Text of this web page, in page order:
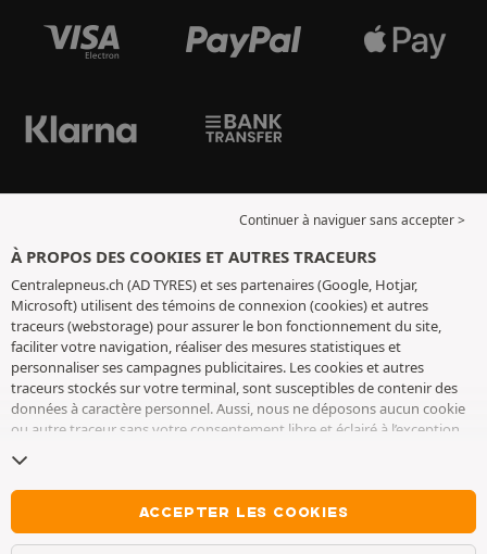
Continuer à naviguer sans accepter >
À PROPOS DES COOKIES ET AUTRES TRACEURS
Centralepneus.ch (AD TYRES) et ses partenaires (Google, Hotjar,
Microsoft) utilisent des témoins de connexion (cookies) et autres
traceurs (webstorage) pour assurer le bon fonctionnement du site,
faciliter votre navigation, réaliser des mesures statistiques et
personnaliser ses campagnes publicitaires. Les cookies et autres
traceurs stockés sur votre terminal, sont susceptibles de contenir des
données à caractère personnel. Aussi, nous ne déposons aucun cookie
ou autre traceur sans votre consentement libre et éclairé à l’exception
conservons votre choix pendant 6 mois. Vous pouvez retirer votre
consentement à tout moment en vous rendant sur lapage cookies et
. Vous pouvez choisir de continuer à naviguer sans
accepter le dépôt de cookies ou autres traceurs. Le refus ne fait pas
ACCEPTER LES COOKIES